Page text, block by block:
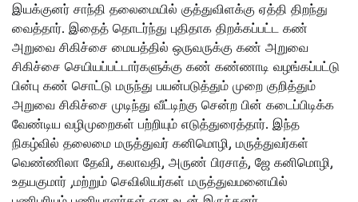
இயக்குனர் சாந்தி தலைமையில் குத்துவிளக்கு ஏத்தி திறந்து
வைத்தார். இதைத் தொடர்ந்து புதிதாக திறக்கப்பட்ட கண்
அறுவை சிகிச்சை மையத்தில் ஒருவருக்கு கண் அறுவை
சிகிச்சை செயியப்பட்டார்களுக்கு கண் கண்ணாடி வழங்கப்பட்டு
பின்பு கண் சொட்டு மருந்து பயன்படுத்தும் முறை குறித்தும்
அறுவை சிகிச்சை முடிந்து வீட்டிற்கு சென்ற பின் கடைப்பிடிக்க
வேண்டிய வழிமுறைகள் பற்றியும் எடுத்துரைத்தார். இந்த
நிகழ்வில் தலைமை மருத்துவர் கனிமொழி, மருத்துவர்கள்
வெண்ணிலா தேவி, கலாவதி, அருண் பிரசாத், ஜே கனிமொழி,
உதயகுமார் ,மற்றும் செவிலியர்கள் மருத்துவமனையில்